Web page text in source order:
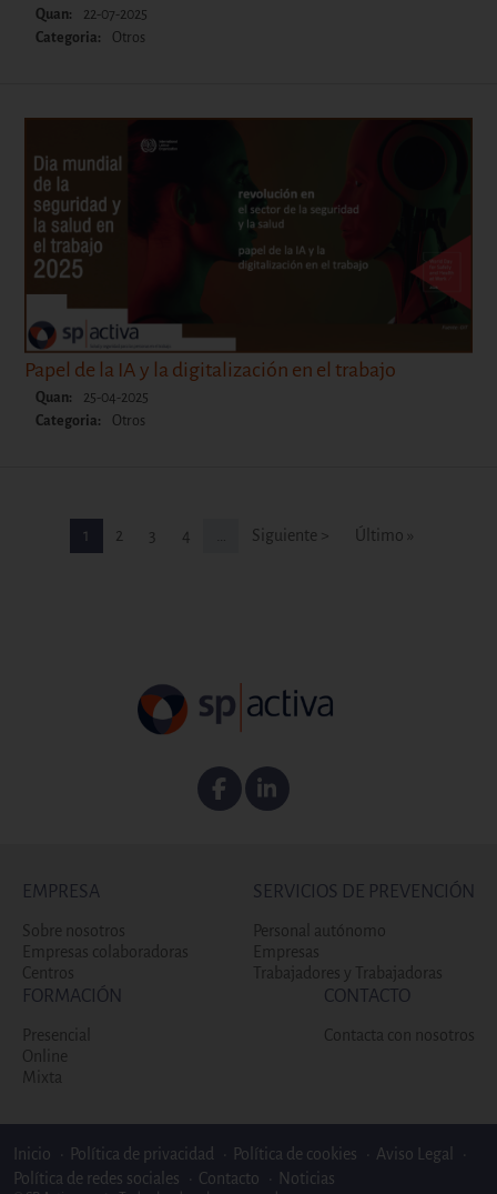
Quan:
22-07-2025
Categoria:
Otros
Papel de la IA y la digitalización en el trabajo
Quan:
25-04-2025
Categoria:
Otros
Paginación
Pàgina
1 Pàgina
2 Pàgina
3 Pàgina
4 Siguiente página
Siguiente > Última página
Último »
FacebookLinkedin
EMPRESA
Sobre nosotros
Empresas colaboradoras
Centros
SERVICIOS DE PREVENCIÓN
Personal autónomo
Empresas
Trabajadores y Trabajadoras
FORMACIÓN
Presencial
Online
Mixta
CONTACTO
Contacta con nosotros
Enlaces bottom footer
Inicio Política de privacidad Política de cookies
Aviso Legal
Política de redes sociales
Contacto Noticias